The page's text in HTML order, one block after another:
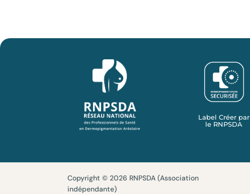
Label Créer par
le RNPSDA
Copyright © 2026 RNPSDA (Association
indépendante)